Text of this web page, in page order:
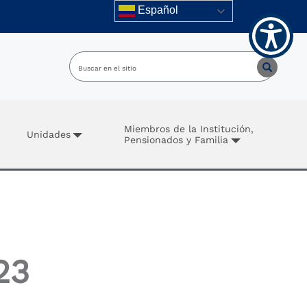
Español
Unidades
Miembros de la Institución,
Pensionados y Familia